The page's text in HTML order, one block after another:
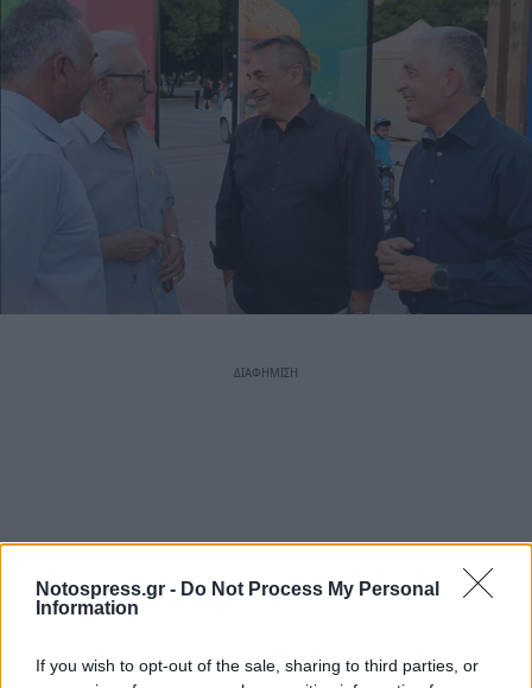
Notospress.gr - Do Not Process My Personal
Information
If you wish to opt-out of the sale, sharing to third parties, or